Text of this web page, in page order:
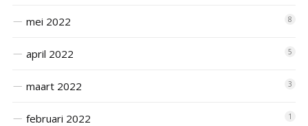
mei 2022 8
april 2022 5
maart 2022 3
februari 2022 1